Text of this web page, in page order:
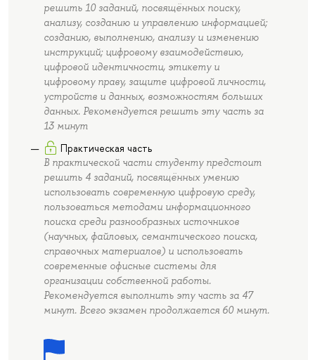
решить 10 заданий, посвящённых поиску,
анализу, созданию и управлению информацией;
созданию, выполнению, анализу и изменению
инструкций; цифровому взаимодействию,
цифровой идентичности, этикету и
цифровому праву, защите цифровой личности,
устройств и данных, возможностям больших
данных. Рекомендуется решить эту часть за
13 минут
Практическая часть
В практической части студенту предстоит
решить 4 заданий, посвящённых умению
использовать современную цифровую среду,
пользоваться методами информационного
поиска среди разнообразных источников
(научных, файловых, семантического поиска,
справочных материалов) и использовать
современные офисные системы для
организации собственной работы.
Рекомендуется выполнить эту часть за 47
минут. Всего экзамен продолжается 60 минут.